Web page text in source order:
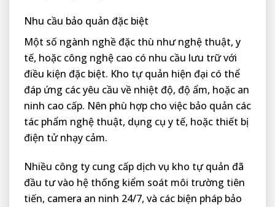
Nhu cầu bảo quản đặc biệt
Một số ngành nghề đặc thù như nghệ thuật, y
tế, hoặc công nghệ cao có nhu cầu lưu trữ với
điều kiện đặc biệt. Kho tự quản hiện đại có thể
đáp ứng các yêu cầu về nhiệt độ, độ ẩm, hoặc an
ninh cao cấp. Nên phù hợp cho việc bảo quản các
tác phẩm nghệ thuật, dụng cụ y tế, hoặc thiết bị
điện tử nhạy cảm.
Nhiều công ty cung cấp dịch vụ kho tự quản đã
đầu tư vào hệ thống kiểm soát môi trường tiên
tiến, camera an ninh 24/7, và các biện pháp bảo